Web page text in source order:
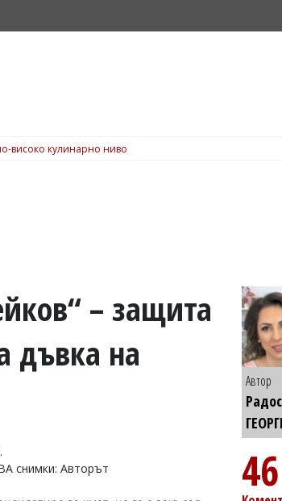
високо кулинарно ниво
– защита
дъвка на
снимки: Авторът
Автор
46